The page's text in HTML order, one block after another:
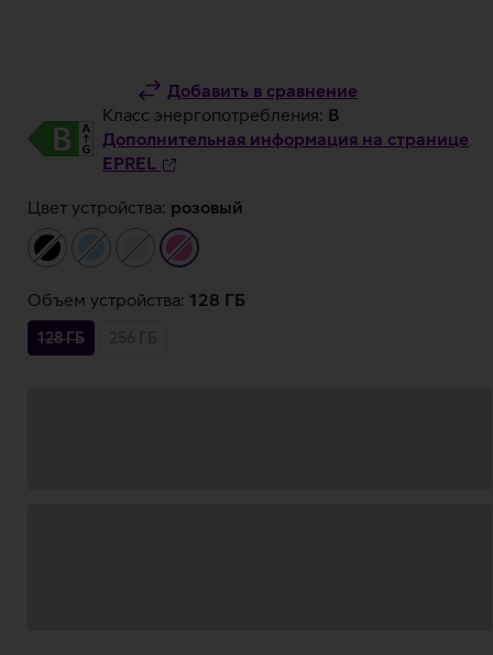
Добавить в сравнение
Класс энергопотребления: B
Дополнительная информация на странице
EPREL
Цвет устройства: розовый
чёрныйсветло-белыйрозовый
Объем устройства: 128 ГБ
128 ГБ